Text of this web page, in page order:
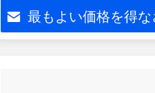
最もよい価格を得な